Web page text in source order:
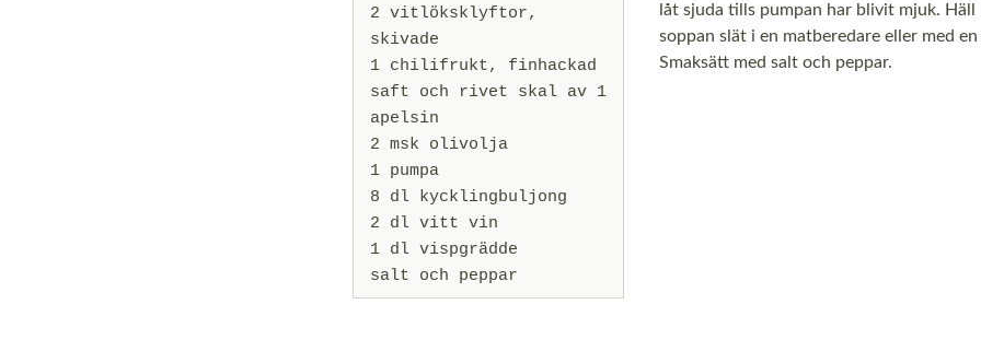
2 vitlöksklyftor,
skivade
1 chilifrukt, finhackad
saft och rivet skal av 1
apelsin
2 msk olivolja
1 pumpa
8 dl kycklingbuljong
2 dl vitt vin
1 dl vispgrädde
salt och peppar
låt sjuda tills pumpan har blivit mjuk. Häll
soppan slät i en matberedare eller med
Smaksätt med salt och peppar.